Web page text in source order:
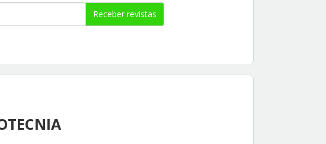
Receber revistas